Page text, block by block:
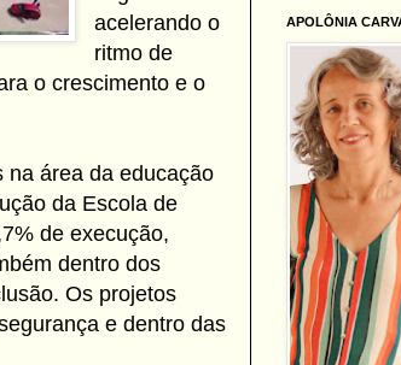
acelerando o
ritmo de
o crescimento e o
na área da educação
da Escola de
de execução,
dentro dos
Os projetos
e dentro das
APOLÔNIA